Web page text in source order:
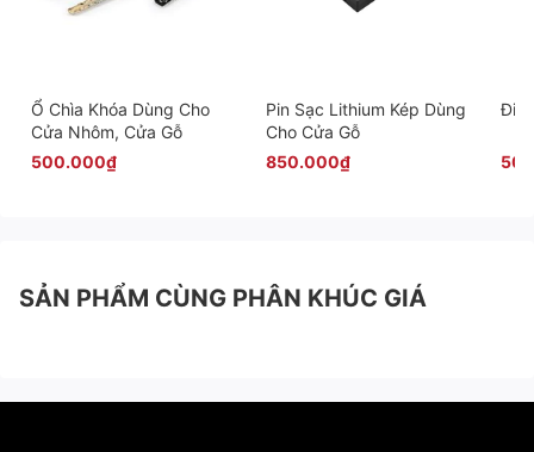
Ổ Chìa Khóa Dùng Cho
Cửa Nhôm, Cửa Gỗ
500.000₫
Pin Sạc Lithium Kép Dùng
Cho Cửa Gỗ
850.000₫
SẢN PHẨM CÙNG PHÂN KHÚC GIÁ